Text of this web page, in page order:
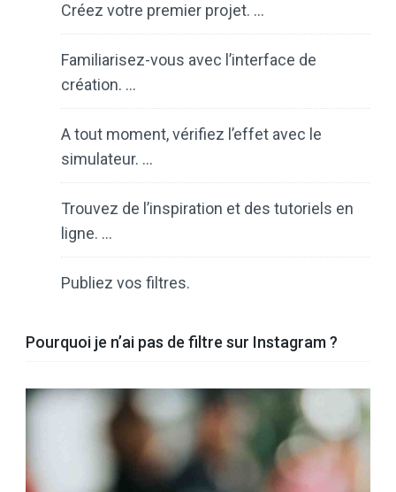
Créez votre premier projet. …
Familiarisez-vous avec l’interface de
création. …
A tout moment, vérifiez l’effet avec le
simulateur. …
Trouvez de l’inspiration et des tutoriels en
ligne. …
Publiez vos filtres.
Pourquoi je n’ai pas de filtre sur Instagram ?